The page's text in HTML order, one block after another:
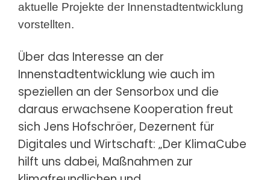
aktuelle Projekte der Innenstadtentwicklung
vorstellten.
Über das Interesse an der
Innenstadtentwicklung wie auch im
speziellen an der Sensorbox und die
daraus erwachsene Kooperation freut
sich Jens Hofschröer, Dezernent für
Digitales und Wirtschaft: „Der KlimaCube
hilft uns dabei, Maßnahmen zur